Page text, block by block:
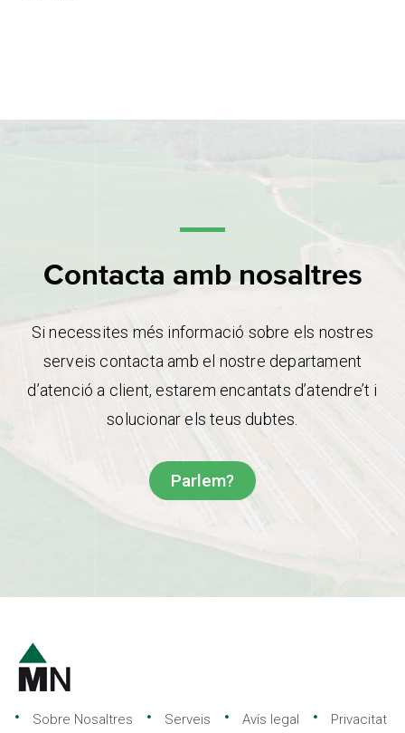
Contacta amb nosaltres
Si necessites més informació sobre els nostres
serveis contacta amb el nostre departament
d’atenció a client, estarem encantats d’atendre’t i
solucionar els teus dubtes.
Parlem?
Sobre Nosaltres Serveis Avís legal
Privacitat